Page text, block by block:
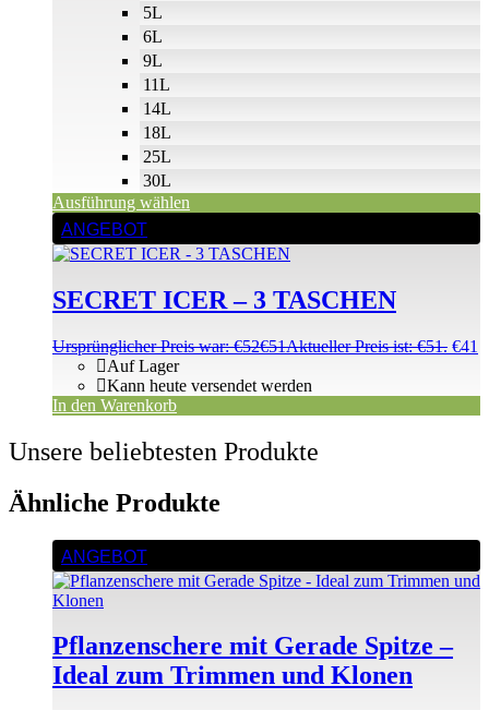
5L
6L
9L
11L
14L
18L
25L
30L
Ausführung wählen
ANGEBOT
SECRET ICER – 3 TASCHEN
Ursprünglicher Preis war: €52€51Aktueller Preis ist: €51. €41
Auf Lager
Kann heute versendet werden
In den Warenkorb
Unsere beliebtesten Produkte
Ähnliche Produkte
ANGEBOT
Pflanzenschere mit Gerade Spitze –
Ideal zum Trimmen und Klonen